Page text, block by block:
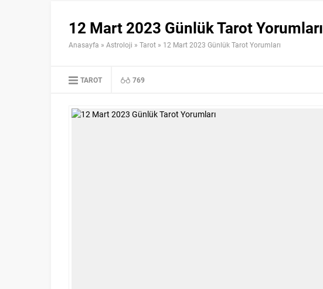
12 Mart 2023 Günlük Tarot Yorumları
Anasayfa » Astroloji » Tarot » 12 Mart 2023 Günlük Tarot Yorumları
TAROT 769